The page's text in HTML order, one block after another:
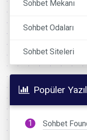
Sohbet Mekanı
Sohbet Odaları
Sohbet Siteleri
Popüler
Sohbet